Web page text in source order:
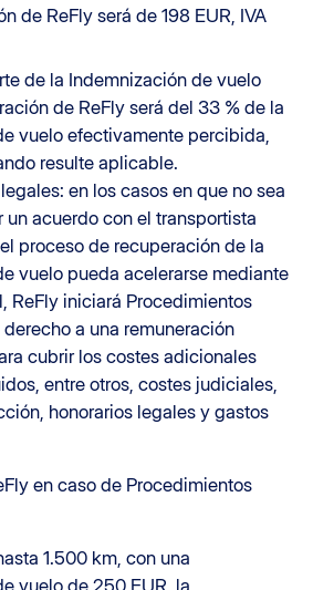
de ReFly será de 198 EUR, IVA
de la Indemnización de vuelo
de ReFly será del 33 % de la
vuelo efectivamente percibida,
resulte aplicable.
en los casos en que no sea
un acuerdo con el transportista
proceso de recuperación de la
vuelo pueda acelerarse mediante
ReFly iniciará Procedimientos
a una remuneración
cubrir los costes adicionales
entre otros, costes judiciales,
honorarios legales y gastos
en caso de Procedimientos
1.500 km, con una
vuelo de 250 EUR, la